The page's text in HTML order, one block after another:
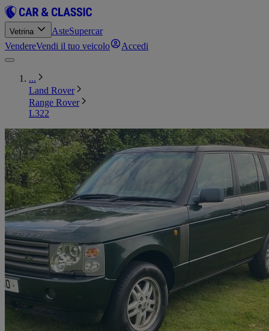
Vetrina AsteSupercar
VendereVendi il tuo veicolo Accedi
...
Land Rover
Range Rover
L322